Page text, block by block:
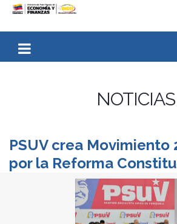
NOTICIAS
PSUV crea Movimiento
por la Reforma